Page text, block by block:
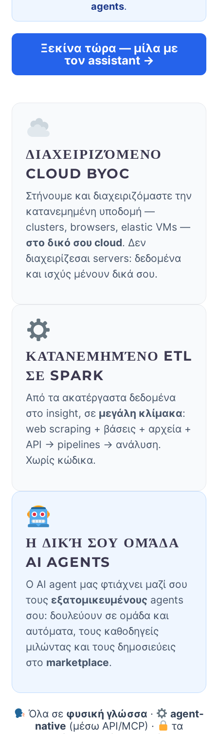
agents.
Ξεκίνα τώρα — μίλα με
τον assistant →
ΔΙΑΧΕΙΡΙΖΌΜΕΝΟ
CLOUD BYOC
Στήνουμε και διαχειριζόμαστε την
κατανεμημένη υποδομή —
clusters, browsers, elastic VMs —
στο δικό σου cloud. Δεν
διαχειρίζεσαι servers: δεδομένα
και ισχύς μένουν δικά σου.
ΚΑΤΑΝΕΜΗΜΈΝΟ ETL
ΣΕ SPARK
Από τα ακατέργαστα δεδομένα
στο insight, σε μεγάλη κλίμακα:
web scraping + βάσεις + αρχεία +
API → pipelines → ανάλυση.
Χωρίς κώδικα.
Η ΔΙΚΉ ΣΟΥ ΟΜΆΔΑ
AI AGENTS
Ο AI agent μας φτιάχνει μαζί σου
τους εξατομικευμένους agents
σου: δουλεύουν σε ομάδα και
αυτόματα, τους καθοδηγείς
μιλώντας και τους δημοσιεύεις
στο marketplace.
Όλα σε φυσική γλώσσα ·
agent-
native (μέσω API/MCP) ·
τα